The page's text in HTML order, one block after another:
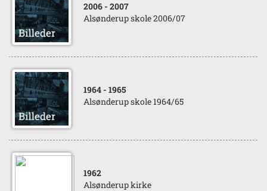
2006 - 2007
Alsønderup skole 2006/07
1964 - 1965
Alsønderup skole 1964/65
1962
Alsønderup kirke